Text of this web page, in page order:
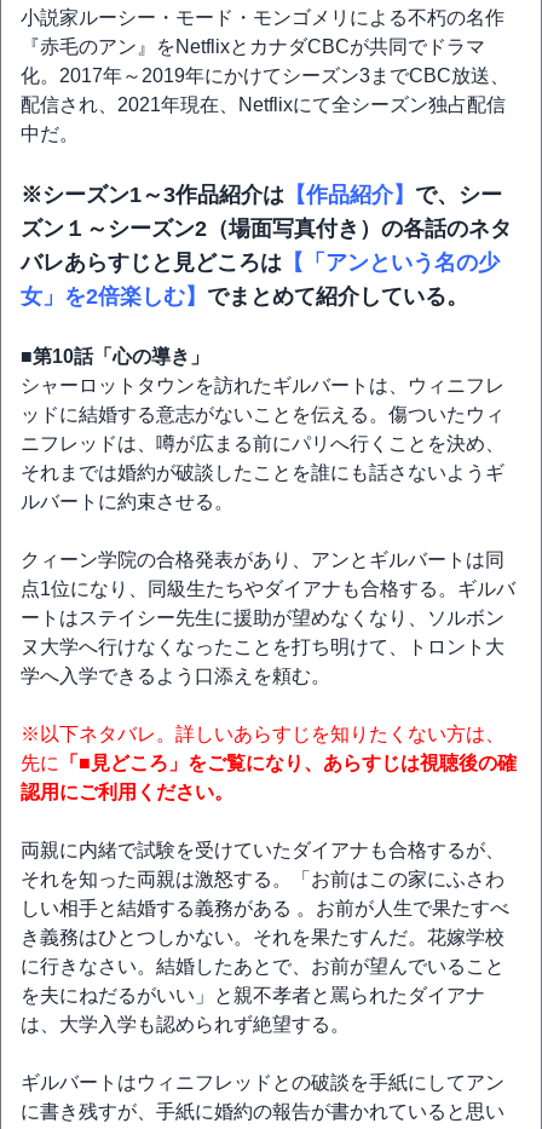
小説家ルーシー・モード・モンゴメリによる不朽の名作
『赤毛のアン』をNetflixとカナダCBCが共同でドラマ
化。2017年～2019年にかけてシーズン3までCBC放送、
配信され、2021年現在、Netflixにて全シーズン独占配信
中だ。
※シーズン1～3作品紹介は 【作品紹介】 で、シー
ズン１～シーズン2（場面写真付き）の各話のネタ
バレあらすじと見どころは 【「アンという名の少
女」を2倍楽しむ】 でまとめて紹介している。
■第10話「心の導き」
シャーロットタウンを訪れたギルバートは、ウィニフレ
ッドに結婚する意志がないことを伝える。傷ついたウィ
ニフレッドは、噂が広まる前にパリへ行くことを決め、
それまでは婚約が破談したことを誰にも話さないようギ
ルバートに約束させる。
クィーン学院の合格発表があり、アンとギルバートは同
点1位になり、同級生たちやダイアナも合格する。ギルバ
ートはステイシー先生に援助が望めなくなり、ソルボン
ヌ大学へ行けなくなったことを打ち明けて、トロント大
学へ入学できるよう口添えを頼む。
※以下ネタバレ。詳しいあらすじを知りたくない方は、
先に
「■見どころ」をご覧になり、あらすじは視聴後の確
認用にご利用ください。
両親に内緒で試験を受けていたダイアナも合格するが、
それを知った両親は激怒する。「お前はこの家にふさわ
しい相手と結婚する義務がある 。お前が人生で果たすべ
き義務はひとつしかない。それを果たすんだ。花嫁学校
に行きなさい。結婚したあとで、お前が望んでいること
を夫にねだるがいい」と親不孝者と罵られたダイアナ
は、大学入学も認められず絶望する。
ギルバートはウィニフレッドとの破談を手紙にしてアン
に書き残すが、手紙に婚約の報告が書かれていると思い